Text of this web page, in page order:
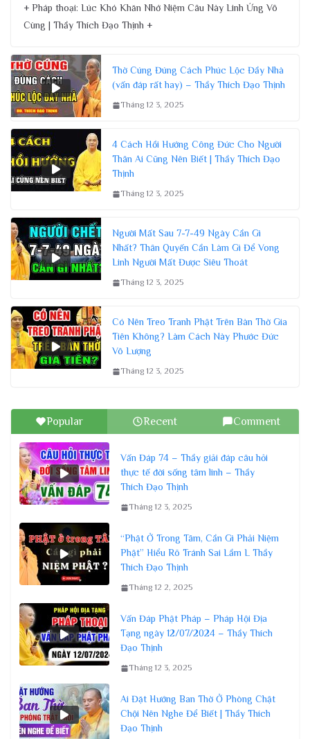
+ Pháp thoại: Lúc Khó Khăn Nhớ Niệm Câu Này Linh Ứng Vô
Cùng | Thầy Thích Đạo Thịnh +
Thờ Cúng Đúng Cách Phúc Lộc Đầy Nhà
(vấn đáp rất hay) – Thầy Thích Đạo Thịnh
Tháng 12 3, 2025
4 Cách Hồi Hướng Công Đức Cho Người
Thân Ai Cũng Nên Biết | Thầy Thích Đạo
Thịnh
Tháng 12 3, 2025
Người Mất Sau 7-7-49 Ngày Cần Gì
Nhất? Thân Quyến Cần Làm Gì Để Vong
Linh Người Mất Được Siêu Thoát
Tháng 12 3, 2025
Có Nên Treo Tranh Phật Trên Bàn Thờ Gia
Tiên Không? Làm Cách Này Phước Đức
Vô Lượng
Tháng 12 3, 2025
Popular Recent Comment
Vấn Đáp 74 – Thầy giải đáp câu hỏi
thực tế đời sống tâm linh – Thầy
Thích Đạo Thịnh
Tháng 12 3, 2025
“Phật Ở Trong Tâm, Cần Gì Phải Niệm
Phật” Hiểu Rõ Tránh Sai Lầm L Thầy
Thích Đạo Thịnh
Tháng 12 2, 2025
Vấn Đáp Phật Pháp – Pháp Hội Địa
Tạng ngày 12/07/2024 – Thầy Thích
Đạo Thịnh
Tháng 12 3, 2025
Ai Đặt Hướng Ban Thờ Ở Phòng Chật
Chội Nên Nghe Để Biết | Thầy Thích
Đạo Thịnh